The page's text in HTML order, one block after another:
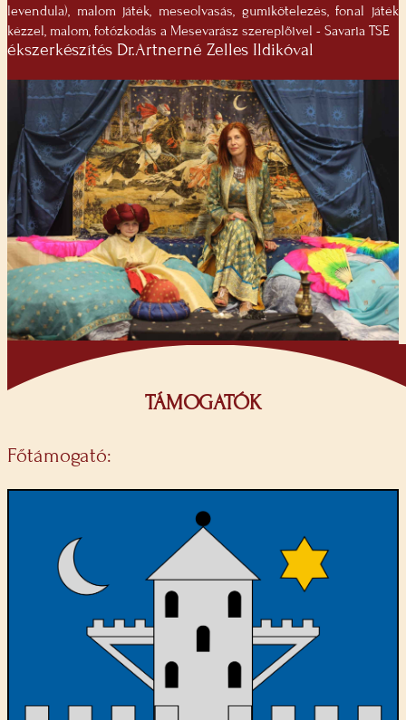
levendula), malom játék, meseolvasás, gumikötelezés, fonal játék
kézzel, malom, fotózkodás a Mesevarász szereplőivel - Savaria TSE
ékszerkészítés Dr.Artnerné Zelles Ildikóval
TÁMOGATÓK
Főtámogató: